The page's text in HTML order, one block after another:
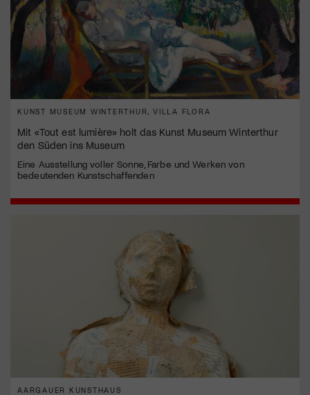
KUNST MUSEUM WINTERTHUR, VILLA FLORA
Mit «Tout est lumière» holt das Kunst Museum Winterthur
den Süden ins Museum
Eine Ausstellung voller Sonne, Farbe und Werken von
bedeutenden Kunstschaffenden
AARGAUER KUNSTHAUS